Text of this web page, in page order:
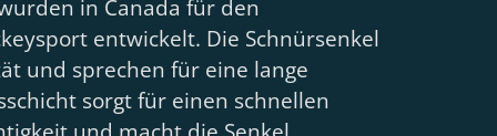
in Canada für den
entwickelt. Die Schnürsenkel
und sprechen für eine lange
sorgt für einen schnellen